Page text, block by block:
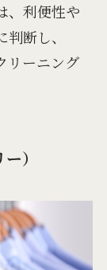
、利便性や
断し、
リーニング
）